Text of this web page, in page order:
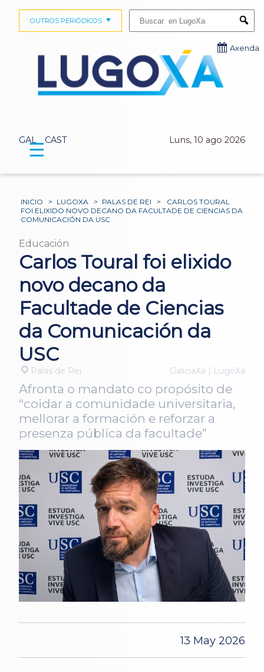
GAL CAST Luns, 10 ago 2026
OUTROS PERIÓDICOS
Axenda
☰
INICIO > LUGOXA > PALAS DE REI >
CARLOS TOURAL
FOI ELIXIDO NOVO DECANO DA FACULTADE DE CIENCIAS DA
COMUNICACIÓN DA USC
Educación
Carlos Toural foi elixido
novo decano da
Facultade de Ciencias
da Comunicación da
USC
Palas de Rei GaliciaXa | LugoXa
Afronta o mandato co propósito de
“coidar a comunidade universitaria,
mellorar a formación e reforzar a
presenza pública da facultade”
13 May 2026